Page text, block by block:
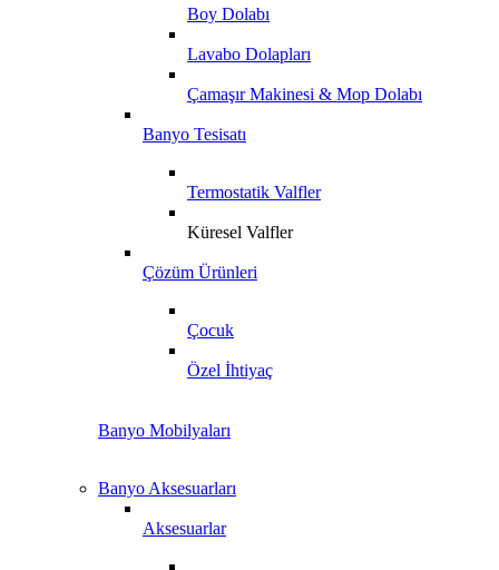
Boy Dolabı
Lavabo Dolapları
Çamaşır Makinesi & Mop Dolabı
Banyo Tesisatı
Termostatik Valfler
Küresel Valfler
Çözüm Ürünleri
Çocuk
Özel İhtiyaç
Banyo Mobilyaları
Banyo Aksesuarları
Aksesuarlar